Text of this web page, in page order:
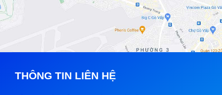
THÔNG TIN LIÊN HỆ